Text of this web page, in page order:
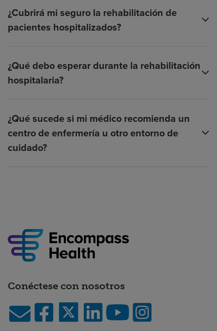
¿Cubrirá mi seguro la rehabilitación de
pacientes hospitalizados?
¿Qué debo esperar durante la rehabilitación
hospitalaria?
¿Qué sucede si mi médico recomienda un
centro de enfermería u otro entorno de
cuidado?
Conéctese con nosotros